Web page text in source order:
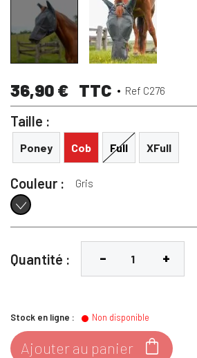
36,90 € TTC Ref C276
Taille :
Poney Cob Full XFull
Couleur : Gris
Gris
Quantité :
Stock en ligne : Non disponible

Ajouter au panier